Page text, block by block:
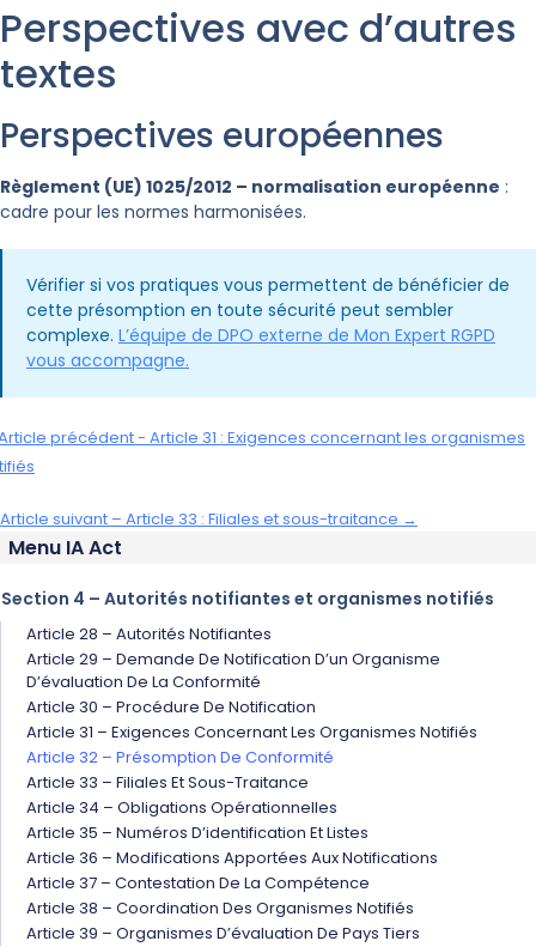
Perspectives avec d’autres
textes
Perspectives européennes
Règlement (UE) 1025/2012 – normalisation européenne :
cadre pour les normes harmonisées.
Vérifier si vos pratiques vous permettent de bénéficier de
cette présomption en toute sécurité peut sembler
complexe. L’équipe de DPO externe de Mon Expert RGPD
vous accompagne.
précédent - Article 31 : Exigences concernant les organismes
Article suivant – Article 33 : Filiales et sous-traitance →
Menu IA Act
Section 4 – Autorités notifiantes et organismes notifiés
Article 28 – Autorités Notifiantes
Article 29 – Demande De Notification D’un Organisme
D’évaluation De La Conformité
Article 30 – Procédure De Notification
Article 31 – Exigences Concernant Les Organismes Notifiés
Article 32 – Présomption De Conformité
Article 33 – Filiales Et Sous-Traitance
Article 34 – Obligations Opérationnelles
Article 35 – Numéros D’identification Et Listes
Article 36 – Modifications Apportées Aux Notifications
Article 37 – Contestation De La Compétence
Article 38 – Coordination Des Organismes Notifiés
Article 39 – Organismes D’évaluation De Pays Tiers